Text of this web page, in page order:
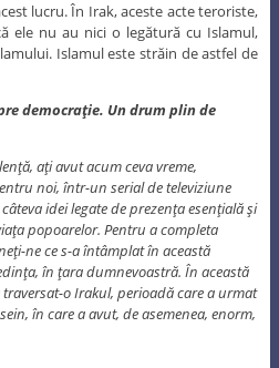
lucru. În Irak, aceste acte teroriste,
ele nu au nici o legătură cu Islamul,
Islamul este străin de astfel de
democraţie. Un drum plin de
aţi avut acum ceva vreme,
noi, într-un serial de televiziune
idei legate de prezenţa esenţială şi
popoarelor. Pentru a completa
ne ce s-a întâmplat în această
în ţara dumnevoastră. În această
o Irakul, perioadă care a urmat
în care a avut, de asemenea, enorm,